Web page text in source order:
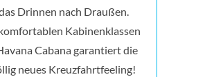
Drinnen nach Draußen.
Kabinenklassen
Cabana garantiert die
neues Kreuzfahrtfeeling!